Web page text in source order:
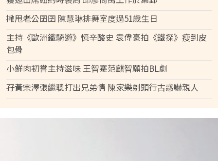
撇甩老公囝囝 陳慧琳排舞室度過51歲生日
主持《歐洲鐵騎遊》憶辛酸史 袁偉豪拍《鐵探》瘦到皮
包骨
小鮮肉初嘗主持滋味 王智騫范麒智願拍BL劇
孖黃宗澤張繼聰打出兄弟情 陳家樂剃頭行古惑嚇親人